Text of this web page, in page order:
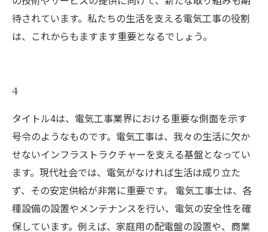
待されています。私たちの生活を支える電気工事の役割
は、これからもますます重要となるでしょう。
4
タイトル4は、電気工事業界における重要な側面を示す
号令のようなものです。電気工事は、我々の生活に欠か
せないインフラストラクチャーを支える基盤となってい
ます。現代社会では、電気がなければ生活は成り立た
ず、その安定供給が非常に重要です。 電気工事士は、各
種設備の設置やメンテナンスを行い、電気の安全性を確
保しています。例えば、家庭用の配電盤の設置や、商業